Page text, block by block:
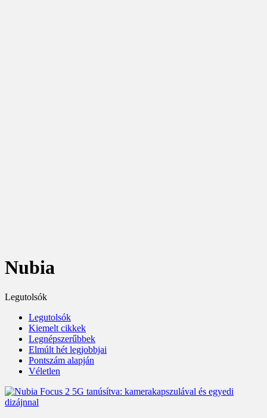
Nubia
Legutolsók
Legutolsók
Kiemelt cikkek
Legnépszerűbbek
Elmúlt hét legjobbjai
Pontszám alapján
Véletlen